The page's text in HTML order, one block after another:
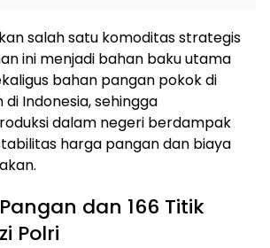
salah satu komoditas strategis
ini menjadi bahan baku utama
bahan pangan pokok di
Indonesia, sehingga
dalam negeri berdampak
harga pangan dan biaya
dan 166 Titik
Polri